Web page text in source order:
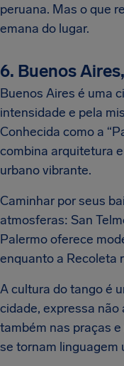
peruana. Mas o que
emana do lugar.
6. Buenos
Buenos Aires é uma
intensidade e pela
Conhecida como a
combina arquitetura
urbano vibrante.
Caminhar por seus
atmosferas: San
Palermo oferece
enquanto a Recoleta
A cultura do tango é
cidade, expressa não
também nas praças
se tornam linguagem